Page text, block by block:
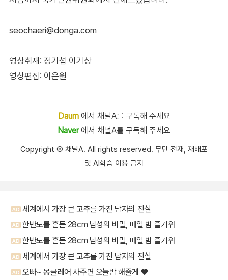
seochaeri@donga.com
영상취재: 정기섭 이기상
영상편집: 이은원
Daum에서 채널A를 구독해 주세요
Naver에서 채널A를 구독해 주세요
Copyright Ⓒ 채널A. All rights reserved. 무단 전재, 재배포
및 AI학습 이용 금지